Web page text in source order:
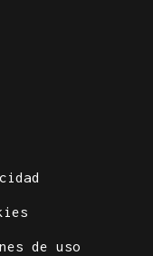
de uso